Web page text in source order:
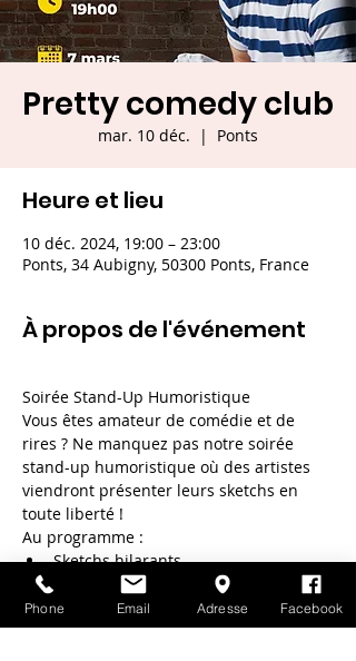
Pretty comedy club
mar. 10 déc.
  |
Ponts
Heure et lieu
10 déc. 2024, 19:00 – 23:00
Ponts, 34 Aubigny, 50300 Ponts, France
À propos de l'événement
Soirée Stand-Up Humoristique
Vous êtes amateur de comédie et de
rires ? Ne manquez pas notre soirée
stand-up humoristique où des artistes
viendront présenter leurs sketchs en
toute liberté !
Au programme :
Sketchs hilarants
Ambiance décontractée
Rires garantis
Phone Email Adresse Facebook